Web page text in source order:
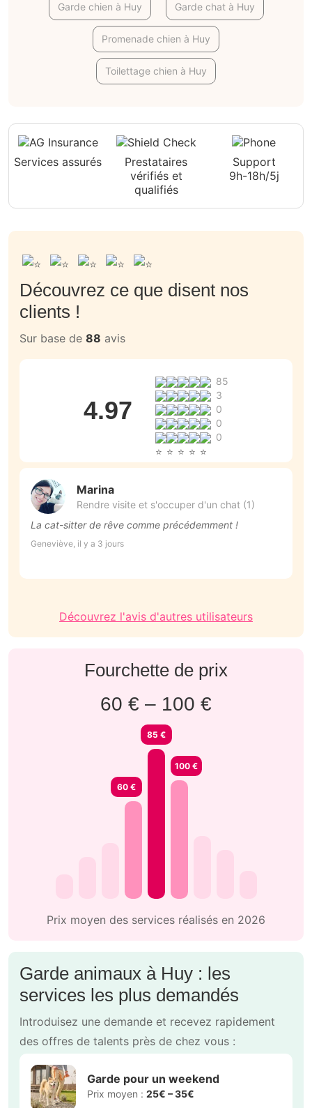
Garde chien à Huy Garde chat à Huy
Promenade chien à Huy
Toilettage chien à Huy
Services assurés
Prestataires
vérifiés et
qualifiés
Support
9h-18h/5j
Découvrez ce que disent nos
clients !
Sur base de 88 avis
4.97
85
3
0
0
0
Marina
Rendre visite et s'occuper d'un chat (1)
La cat-sitter de rêve comme précédemment !
Geneviève, il y a 3 jours
Découvrez l'avis d'autres utilisateurs
Fourchette de prix
60 € – 100 €
60 €
85 €
100 €
Prix moyen des services réalisés en 2026
Garde animaux à Huy : les
services les plus demandés
Introduisez une demande et recevez rapidement
des offres de talents près de chez vous :
Garde pour un weekend
Prix moyen : 25€ – 35€